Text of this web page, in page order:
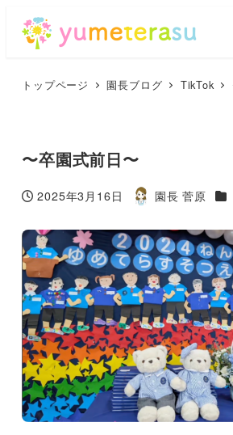
トップページ 園長ブログ TikTok
〜卒園式前日〜
投稿日
2025年3月16日
著
園長 菅原 カ